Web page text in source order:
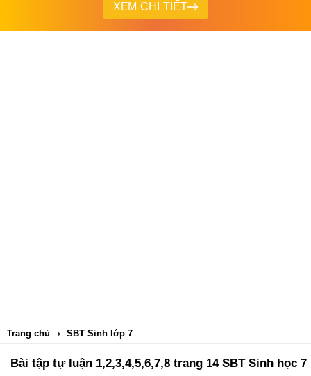
XEM CHI TIẾT
Trang chủ SBT Sinh lớp 7
Bài tập tự luận 1,2,3,4,5,6,7,8 trang 14 SBT Sinh học 7